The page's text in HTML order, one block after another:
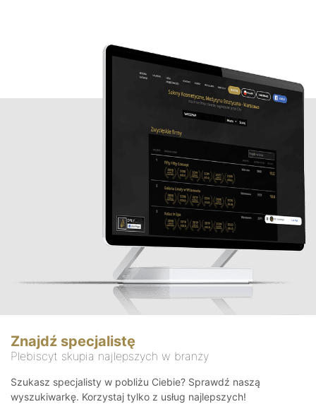
Znajdź specjalistę
Plebiscyt skupia najlepszych w branży
Szukasz specjalisty w pobliżu Ciebie? Sprawdź naszą
wyszukiwarkę. Korzystaj tylko z usług najlepszych!